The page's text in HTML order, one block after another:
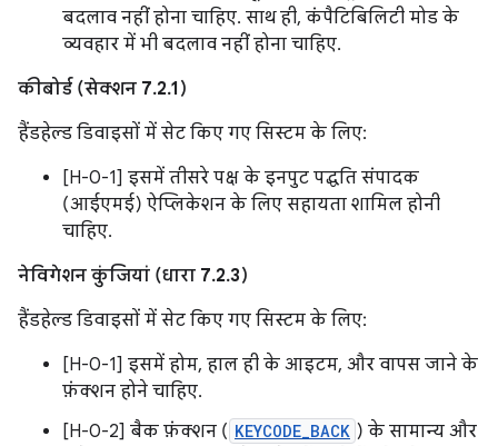
बदलाव नहीं होना चाहिए. साथ ही, कंपैटिबिलिटी मोड के
व्यवहार में भी बदलाव नहीं होना चाहिए.
कीबोर्ड (सेक्शन 7.2.1)
हैंडहेल्ड डिवाइसों में सेट किए गए सिस्टम के लिए:
[H-0-1] इसमें तीसरे पक्ष के इनपुट पद्धति संपादक
(आईएमई) ऐप्लिकेशन के लिए सहायता शामिल होनी
चाहिए.
नेविगेशन कुंजियां (धारा 7.2.3)
हैंडहेल्ड डिवाइसों में सेट किए गए सिस्टम के लिए:
[H-0-1] इसमें होम, हाल ही के आइटम, और वापस जाने के
फ़ंक्शन होने चाहिए.
[H-0-2] बैक फ़ंक्शन ( KEYCODE_BACK ) के सामान्य और